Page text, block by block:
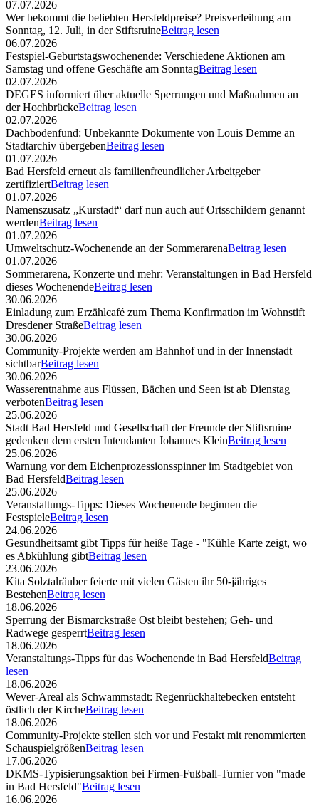
07.07.2026
Wer bekommt die beliebten Hersfeldpreise? Preisverleihung am
Sonntag, 12. Juli, in der StiftsruineBeitrag lesen
06.07.2026
Festspiel-Geburtstagswochenende: Verschiedene Aktionen am
Samstag und offene Geschäfte am SonntagBeitrag lesen
02.07.2026
DEGES informiert über aktuelle Sperrungen und Maßnahmen an
der HochbrückeBeitrag lesen
02.07.2026
Dachbodenfund: Unbekannte Dokumente von Louis Demme an
Stadtarchiv übergebenBeitrag lesen
01.07.2026
Bad Hersfeld erneut als familienfreundlicher Arbeitgeber
zertifiziertBeitrag lesen
01.07.2026
Namenszusatz „Kurstadt“ darf nun auch auf Ortsschildern genannt
werdenBeitrag lesen
01.07.2026
Umweltschutz-Wochenende an der SommerarenaBeitrag lesen
01.07.2026
Sommerarena, Konzerte und mehr: Veranstaltungen in Bad Hersfeld
dieses WochenendeBeitrag lesen
30.06.2026
Einladung zum Erzählcafé zum Thema Konfirmation im Wohnstift
Dresdener StraßeBeitrag lesen
30.06.2026
Community-Projekte werden am Bahnhof und in der Innenstadt
sichtbarBeitrag lesen
30.06.2026
Wasserentnahme aus Flüssen, Bächen und Seen ist ab Dienstag
verbotenBeitrag lesen
25.06.2026
Stadt Bad Hersfeld und Gesellschaft der Freunde der Stiftsruine
gedenken dem ersten Intendanten Johannes KleinBeitrag lesen
25.06.2026
Warnung vor dem Eichenprozessionsspinner im Stadtgebiet von
Bad HersfeldBeitrag lesen
25.06.2026
Veranstaltungs-Tipps: Dieses Wochenende beginnen die
FestspieleBeitrag lesen
24.06.2026
Gesundheitsamt gibt Tipps für heiße Tage - "Kühle Karte zeigt, wo
es Abkühlung gibtBeitrag lesen
23.06.2026
Kita Solztalräuber feierte mit vielen Gästen ihr 50-jähriges
BestehenBeitrag lesen
18.06.2026
Sperrung der Bismarckstraße Ost bleibt bestehen; Geh- und
Radwege gesperrtBeitrag lesen
18.06.2026
Veranstaltungs-Tipps für das Wochenende in Bad HersfeldBeitrag
lesen
18.06.2026
Wever-Areal als Schwammstadt: Regenrückhaltebecken entsteht
östlich der KircheBeitrag lesen
18.06.2026
Community-Projekte stellen sich vor und Festakt mit renommierten
SchauspielgrößenBeitrag lesen
17.06.2026
DKMS-Typisierungsaktion bei Firmen-Fußball-Turnier von "made
in Bad Hersfeld"Beitrag lesen
16.06.2026